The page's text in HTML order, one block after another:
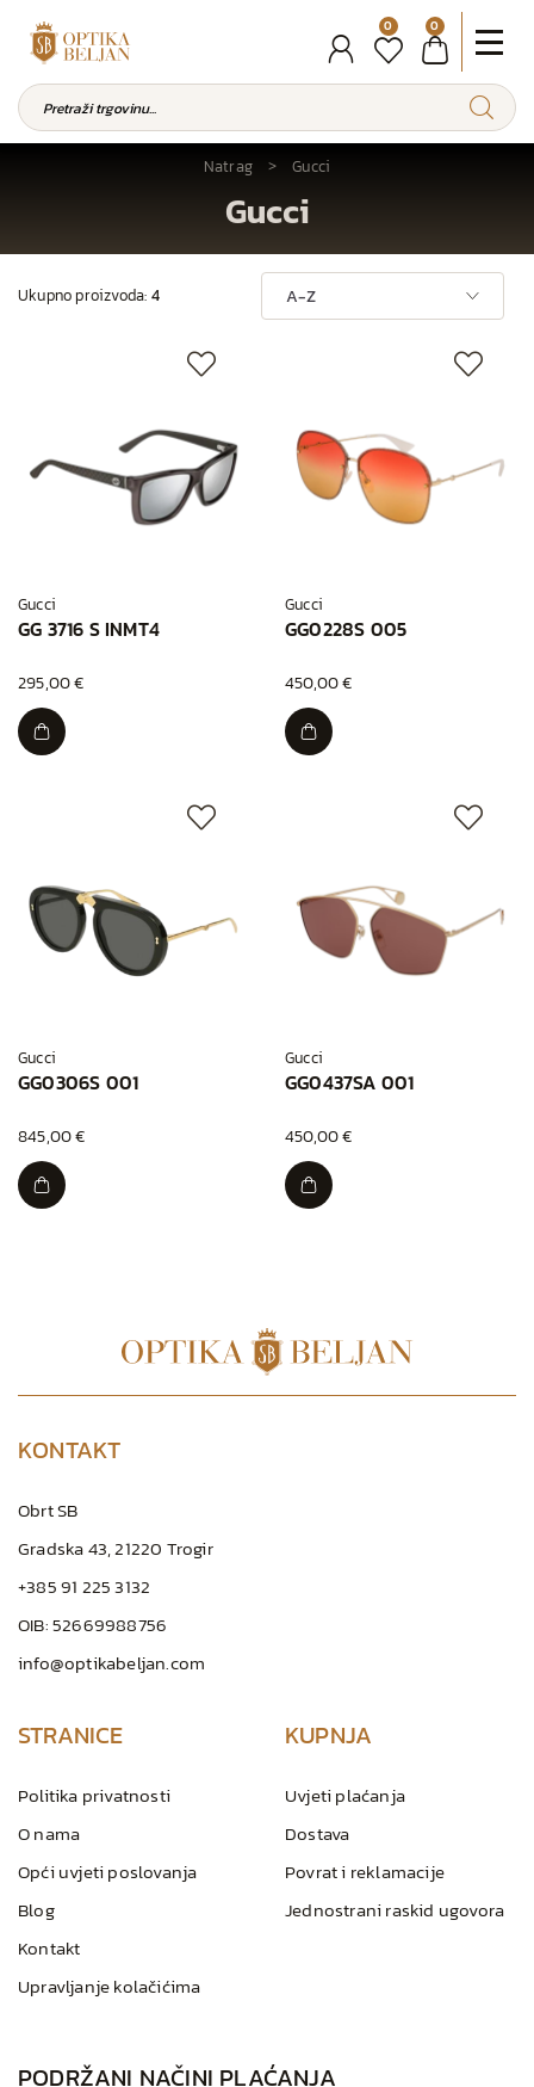
0 0
Natrag Gucci
Gucci
Ukupno proizvoda: 4
Gucci
GG 3716 S INMT4
295,00 €
Gucci
GG0228S 005
450,00 €
Gucci
GG0306S 001
845,00 €
Gucci
GG0437SA 001
450,00 €
KONTAKT
Obrt SB
Gradska 43, 21220 Trogir
+385 91 225 3132
OIB: 52669988756
info@optikabeljan.com
STRANICE
Politika privatnosti
O nama
Opći uvjeti poslovanja
Blog
Kontakt
Upravljanje kolačićima
KUPNJA
Uvjeti plaćanja
Dostava
Povrat i reklamacije
Jednostrani raskid ugovora
PODRŽANI NAČINI PLAĆANJA